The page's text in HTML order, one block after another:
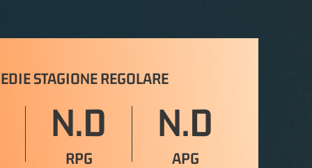
STAGIONE REGOLARE
N.D
RPG
N.D
APG